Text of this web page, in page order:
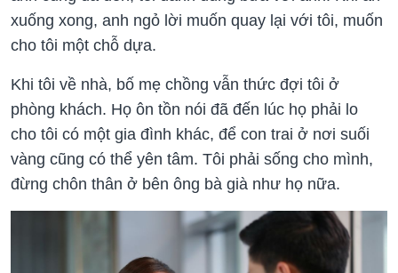
xuống xong, anh ngỏ lời muốn quay lại với tôi, muốn
cho tôi một chỗ dựa.
Khi tôi về nhà, bố mẹ chồng vẫn thức đợi tôi ở
phòng khách. Họ ôn tồn nói đã đến lúc họ phải lo
cho tôi có một gia đình khác, để con trai ở nơi suối
vàng cũng có thể yên tâm. Tôi phải sống cho mình,
đừng chôn thân ở bên ông bà già như họ nữa.